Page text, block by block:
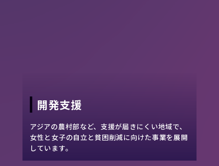
開発支援
アジアの農村部など、支援が届きにくい地域で、
女性と女子の自立と貧困削減に向けた事業を展開
しています。